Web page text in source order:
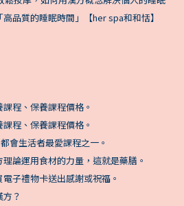
品質的睡眠時間」【her spa和和恬】
課程、保養課程價格。
課程、保養課程價格。
都會生活者最愛課程之一。
理論運用食材的力量，這就是藥膳。
電子禮物卡送出感謝或祝福。
方？